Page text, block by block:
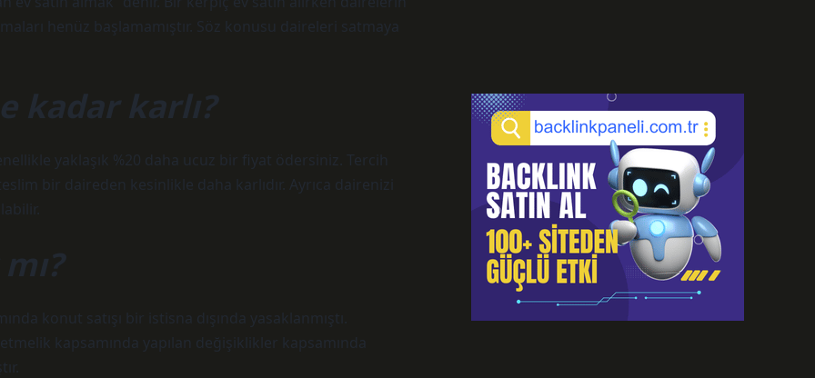
henüz başlamamıştır. Söz konusu daireleri satmaya
kadar karlı?
yaklaşık %20 daha ucuz bir fiyat ödersiniz. Tercih
bir daireden kesinlikle daha karlıdır. Ayrıca dairenizi
konut satışı bir istisna dışında yasaklanmıştı.
kapsamında yapılan değişiklikler kapsamında